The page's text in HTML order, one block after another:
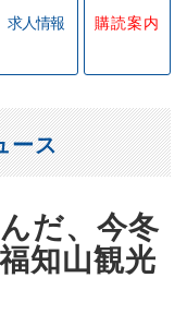
求人情報 購読案内
だ、今冬
知山観光
ース